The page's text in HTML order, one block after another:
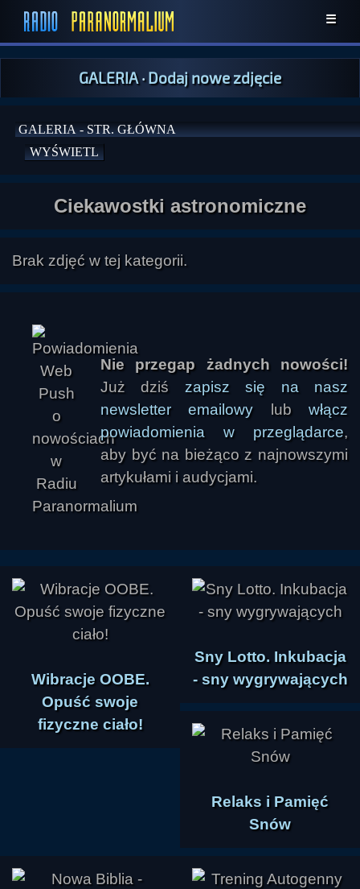
☰
GALERIA · Dodaj nowe zdjęcie
Ciekawostki astronomiczne
Brak zdjęć w tej kategorii.
Nie przegap żadnych nowości!
Już dziś zapisz się na nasz
newsletter emailowy lubwłącz
powiadomienia w przeglądarce,
aby być na bieżąco z najnowszymi
artykułami i audycjami.
Wibracje OOBE.
Opuść swoje
fizyczne ciało!
Sny Lotto. Inkubacja
- sny wygrywających
Relaks i Pamięć
Snów